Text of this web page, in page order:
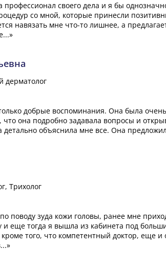
своего дела и я бы
со мной, которые принесли
навязать мне что-то лишнее, а
дерматолог
добрые воспоминания. Она была
она подробно задавала вопросы и
детально объяснила мне все. Она
Трихолог
поводу зуда кожи головы, ранее мне
и еще тогда я вышла из кабинета под
того, что компетентный доктор, еще и